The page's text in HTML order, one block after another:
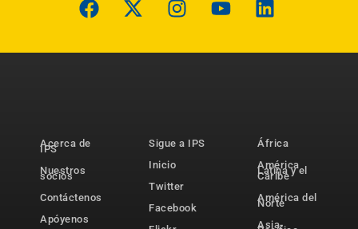
Acerca de
IPS
Nuestros
socios
Contáctenos
Apóyenos
Sigue a IPS
Inicio
Twitter
Facebook
África
América
Latina y el
Caribe
América del
Norte
Asia-